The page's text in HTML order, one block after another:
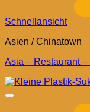
Schnellansicht
Asien / Chinatown
Asia – Restaurant